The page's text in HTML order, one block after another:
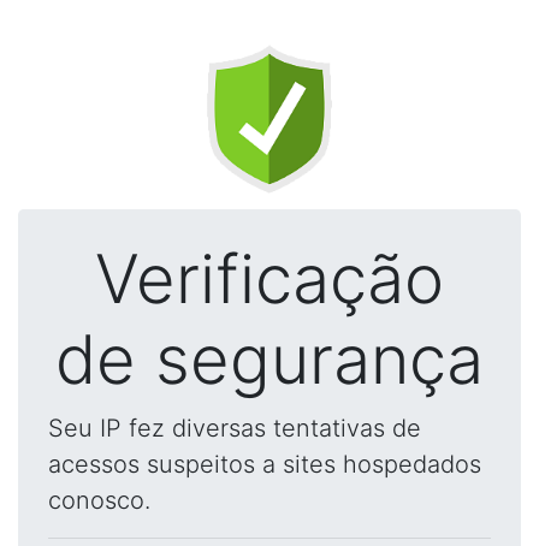
Verificação
de segurança
Seu IP fez diversas tentativas de
acessos suspeitos a sites hospedados
conosco.